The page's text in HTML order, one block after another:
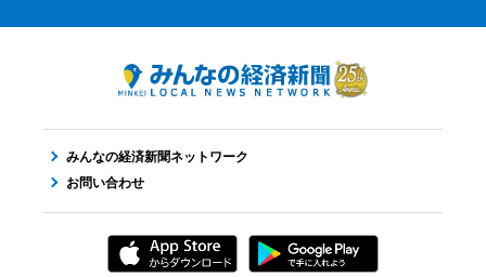
みんなの経済新聞ネットワーク
お問い合わせ